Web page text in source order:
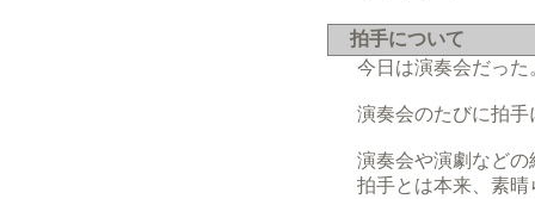
拍手について
今日は演奏会だった
演奏会のたびに拍
演奏会や演劇など
拍手とは本来、素